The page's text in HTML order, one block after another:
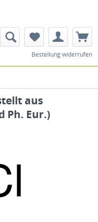
Bestellung widerrufen
aus
Ph. Eur.)